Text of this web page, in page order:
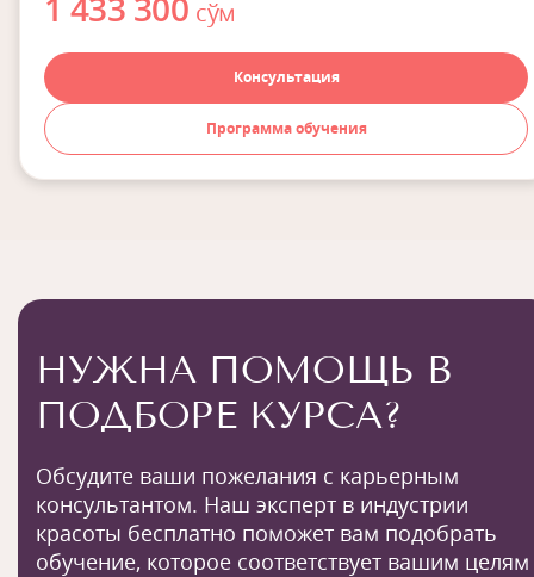
сўм
Консультация
Программа обучения
НУЖНА ПОМОЩЬ В
ПОДБОРЕ КУРСА?
Обсудите ваши пожелания с карьерным
консультантом. Наш эксперт в индустрии
красоты бесплатно поможет вам подобрать
обучение, которое соответствует вашим целям